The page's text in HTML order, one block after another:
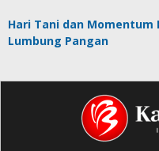
Hari Tani dan
Lumbung Pangan